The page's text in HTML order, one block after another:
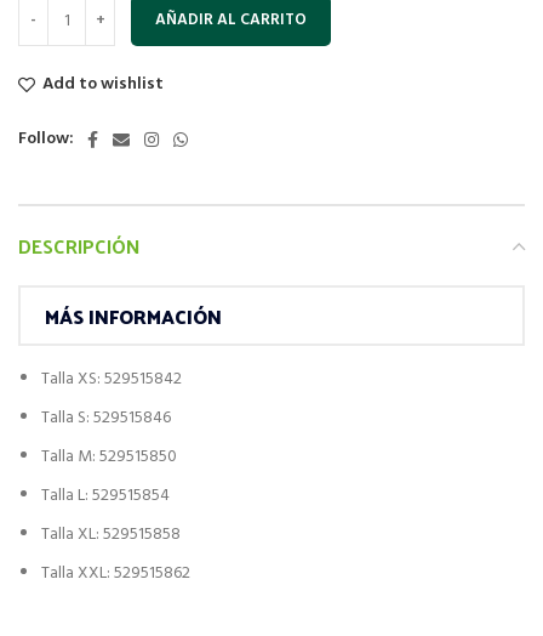
AÑADIR AL CARRITO
Add to wishlist
Follow:
DESCRIPCIÓN
MÁS INFORMACIÓN
Talla XS: 529515842
Talla S: 529515846
Talla M: 529515850
Talla L: 529515854
Talla XL: 529515858
Talla XXL: 529515862